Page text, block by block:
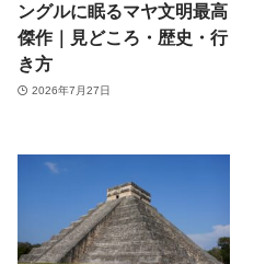
ングルに眠るマヤ文明最高
傑作｜見どころ・歴史・行
き方
2026年7月27日